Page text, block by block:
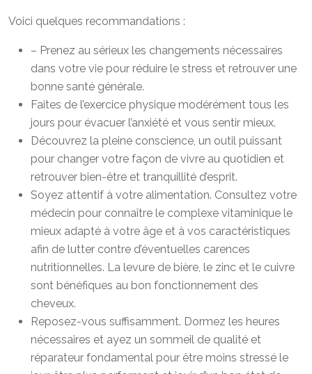
Voici quelques recommandations :
– Prenez au sérieux les changements nécessaires
dans votre vie pour réduire le stress et retrouver une
bonne santé générale.
Faites de l’exercice physique modérément tous les
jours pour évacuer l’anxiété et vous sentir mieux.
Découvrez la pleine conscience, un outil puissant
pour changer votre façon de vivre au quotidien et
retrouver bien-être et tranquillité d’esprit.
Soyez attentif à votre alimentation. Consultez votre
médecin pour connaître le complexe vitaminique le
mieux adapté à votre âge et à vos caractéristiques
afin de lutter contre d’éventuelles carences
nutritionnelles. La levure de bière, le zinc et le cuivre
sont bénéfiques au bon fonctionnement des
cheveux.
Reposez-vous suffisamment. Dormez les heures
nécessaires et ayez un sommeil de qualité et
réparateur fondamental pour être moins stressé le